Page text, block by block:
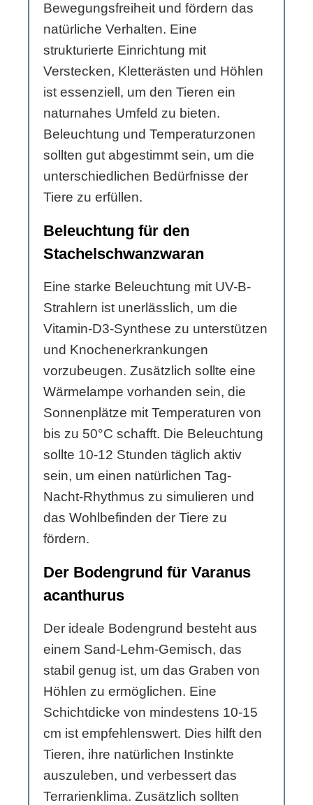
Bewegungsfreiheit und fördern das
natürliche Verhalten. Eine
strukturierte Einrichtung mit
Verstecken, Kletterästen und Höhlen
ist essenziell, um den Tieren ein
naturnahes Umfeld zu bieten.
Beleuchtung und Temperaturzonen
sollten gut abgestimmt sein, um die
unterschiedlichen Bedürfnisse der
Tiere zu erfüllen.
Beleuchtung für den
Stachelschwanzwaran
Eine starke Beleuchtung mit UV-B-
Strahlern ist unerlässlich, um die
Vitamin-D3-Synthese zu unterstützen
und Knochenerkrankungen
vorzubeugen. Zusätzlich sollte eine
Wärmelampe vorhanden sein, die
Sonnenplätze mit Temperaturen von
bis zu 50°C schafft. Die Beleuchtung
sollte 10-12 Stunden täglich aktiv
sein, um einen natürlichen Tag-
Nacht-Rhythmus zu simulieren und
das Wohlbefinden der Tiere zu
fördern.
Der Bodengrund für Varanus
acanthurus
Der ideale Bodengrund besteht aus
einem Sand-Lehm-Gemisch, das
stabil genug ist, um das Graben von
Höhlen zu ermöglichen. Eine
Schichtdicke von mindestens 10-15
cm ist empfehlenswert. Dies hilft den
Tieren, ihre natürlichen Instinkte
auszuleben, und verbessert das
Terrarienklima. Zusätzlich sollten